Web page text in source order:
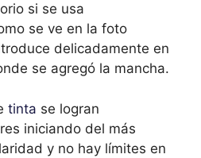
si se usa
se ve en la foto
delicadamente en
se agregó la mancha.
tinta se logran
iniciando del más
y no hay límites en